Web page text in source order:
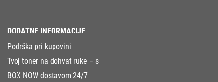
DODATNE INFORMACIJE
Podrška pri kupovini
Tvoj toner na dohvat ruke – s
BOX NOW dostavom 24/7